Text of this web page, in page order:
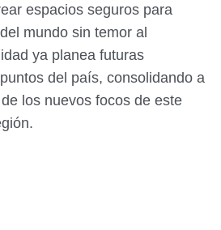
espacios seguros para
mundo sin temor al
ya planea futuras
del país, consolidando a
los nuevos focos de este